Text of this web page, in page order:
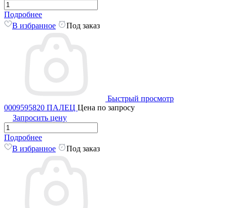
Подробнее
В избранное
Под заказ
Быстрый просмотр
0009595820 ПАЛЕЦ Цена по запросу
Запросить цену
Подробнее
В избранное
Под заказ